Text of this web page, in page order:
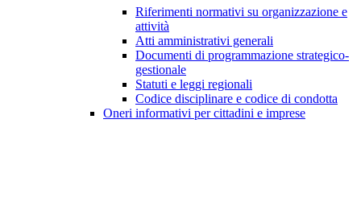
Riferimenti normativi su organizzazione e
attività
Atti amministrativi generali
Documenti di programmazione strategico-
gestionale
Statuti e leggi regionali
Codice disciplinare e codice di condotta
Oneri informativi per cittadini e imprese